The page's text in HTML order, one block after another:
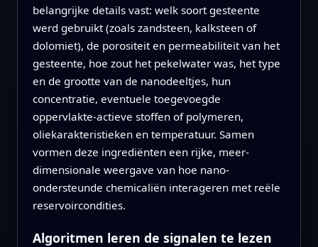
belangrijke details vast: welk soort gesteente
werd gebruikt (zoals zandsteen, kalksteen of
dolomiet), de porositeit en permeabiliteit van het
gesteente, hoe zout het pekelwater was, het type
en de grootte van de nanodeeltjes, hun
concentratie, eventuele toegevoegde
oppervlakte-actieve stoffen of polymeren,
oliekarakteristieken en temperatuur. Samen
vormen deze ingrediënten een rijke, meer-
dimensionale weergave van hoe nano-
ondersteunde chemicaliën interageren met reële
reservoircondities.
Algoritmen leren de signalen te lezen